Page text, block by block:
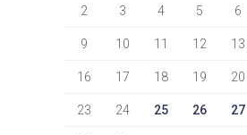
2 3 4 5 6
9 10 11 12 13
16 17 18 19 20
23 24 25 26 27